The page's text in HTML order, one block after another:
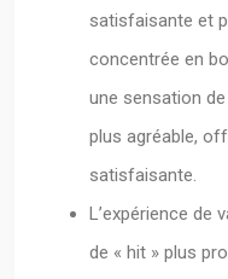
satisfaisante et
concentrée en
une sensation
plus agréable,
satisfaisante.
L’expérience de
de « hit » plus